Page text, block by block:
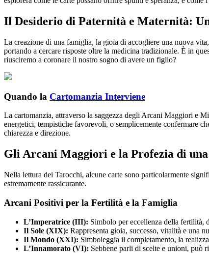
Il Desiderio di Paternità e Maternità:
La creazione di una famiglia, la gioia di accogliere una nuova
portando a cercare risposte oltre la medicina tradizionale. È in
riusciremo a coronare il nostro sogno di avere un figlio?
Quando la Cartomanzia Interviene
La cartomanzia, attraverso la saggezza degli Arcani Maggiori e
energetici, tempistiche favorevoli, o semplicemente confermare
chiarezza e direzione.
Gli Arcani Maggiori e la Profezia di
Nella lettura dei Tarocchi, alcune carte sono particolarmente
estremamente rassicurante.
Arcani Positivi per la Fertilità e la Famiglia
L’Imperatrice (III): Simbolo per eccellenza della fertilità,
Il Sole (XIX): Rappresenta gioia, successo, vitalità e una
Il Mondo (XXI): Simboleggia il completamento, la
L’Innamorato (VI): Sebbene parli di scelte e unioni, può